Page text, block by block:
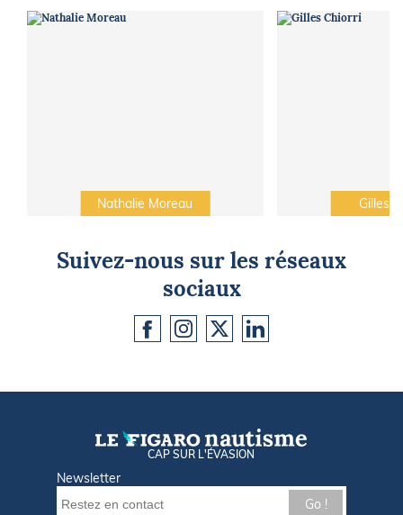
Nathalie Moreau Gilles
Suivez-nous sur les réseaux
sociaux
CAP SUR L'ÉVASION
Newsletter
Go !